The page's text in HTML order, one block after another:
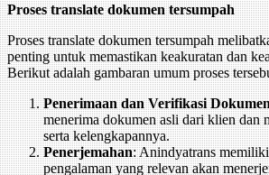
Proses translate dokumen tersumpah
Proses translate dokumen tersumpah
penting untuk memastikan keakuratan dan
Berikut adalah gambaran umum proses
Penerimaan dan Verifikasi Dokumen
menerima dokumen asli dari klien dan
serta kelengkapannya.
Penerjemahan: Anindyatrans
pengalaman yang relevan akan